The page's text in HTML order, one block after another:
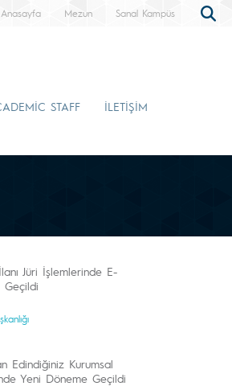
Anasayfa Mezun Sanal Kampüs
STAFF İLETİŞİM
Jüri İşlemlerinde E-
Geçildi
Edindiğiniz Kurumsal
Yeni Döneme Geçildi